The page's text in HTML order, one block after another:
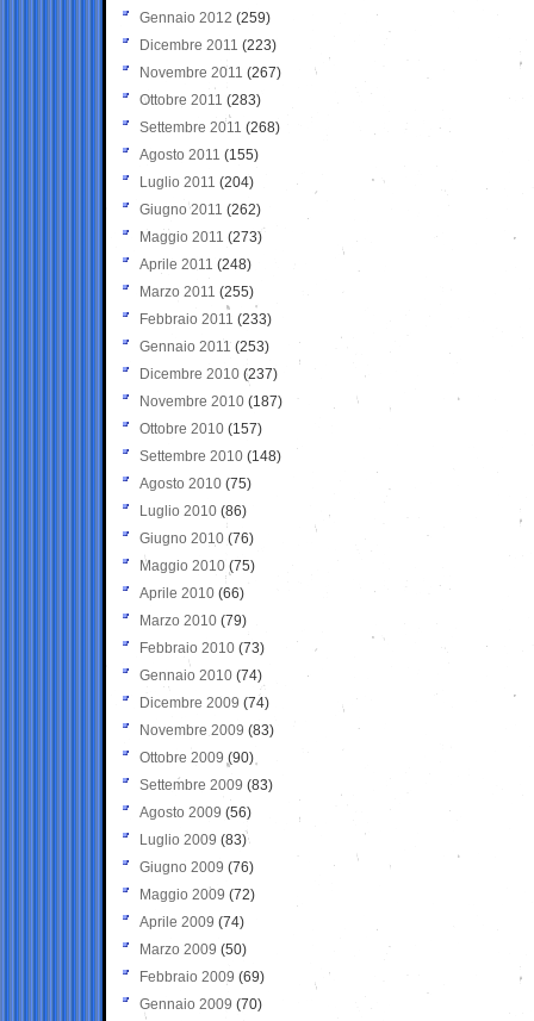
Gennaio 2012 (259)
Dicembre 2011 (223)
Novembre 2011 (267)
Ottobre 2011 (283)
Settembre 2011 (268)
Agosto 2011 (155)
Luglio 2011 (204)
Giugno 2011 (262)
Maggio 2011 (273)
Aprile 2011 (248)
Marzo 2011 (255)
Febbraio 2011 (233)
Gennaio 2011 (253)
Dicembre 2010 (237)
Novembre 2010 (187)
Ottobre 2010 (157)
Settembre 2010 (148)
Agosto 2010 (75)
Luglio 2010 (86)
Giugno 2010 (76)
Maggio 2010 (75)
Aprile 2010 (66)
Marzo 2010 (79)
Febbraio 2010 (73)
Gennaio 2010 (74)
Dicembre 2009 (74)
Novembre 2009 (83)
Ottobre 2009 (90)
Settembre 2009 (83)
Agosto 2009 (56)
Luglio 2009 (83)
Giugno 2009 (76)
Maggio 2009 (72)
Aprile 2009 (74)
Marzo 2009 (50)
Febbraio 2009 (69)
Gennaio 2009 (70)